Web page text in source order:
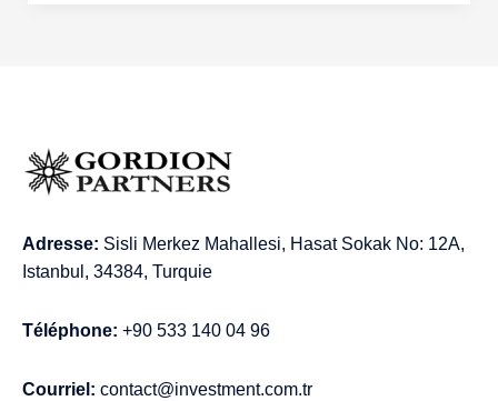
Adresse: Sisli Merkez Mahallesi, Hasat Sokak No: 12A,
Istanbul, 34384, Turquie
Téléphone: +90 533 140 04 96
Courriel: contact@investment.com.tr